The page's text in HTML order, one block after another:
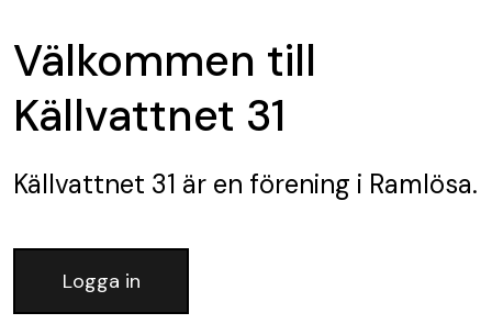
Välkommen till
Källvattnet 31
Källvattnet 31 är en förening i Ramlösa.
Logga in